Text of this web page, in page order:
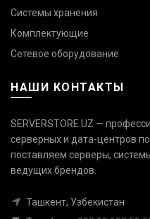
Системы хранения
Комплектующие
Сетевое оборудование
НАШИ КОНТАКТЫ
SERVERSTORE.UZ —
серверных и дата-центров
поставляем серверы,
ведущих брендов.
Ташкент, Узбекистан